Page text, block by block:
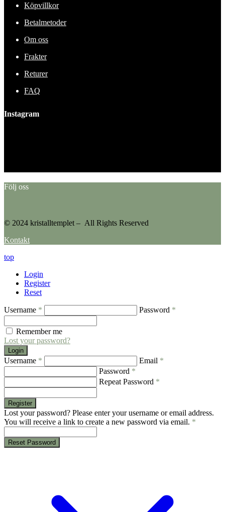
Köpvillkor
Betalmetoder
Om oss
Frakter
Returer
FAQ
Instagram
Följ oss
© 2024 kristalltemplet – All Rights Reserved
Kontakt
top
Login
Register
Reset
Username * Password *
Remember me
Lost your password?
Login
Username * Email *
Password *
Repeat Password *
Register
Lost your password? Please enter your username or email address.
You will receive a link to create a new password via email. *
Reset Password